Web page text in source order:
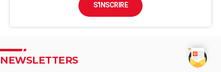
S'INSCRIRE
NEWSLETTERS